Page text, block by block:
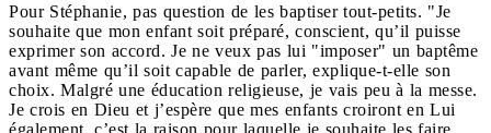
Pour Stéphanie, pas question de les baptiser tout-petits. "Je
souhaite que mon enfant soit préparé, conscient, qu’il puisse
exprimer son accord. Je ne veux pas lui "imposer" un baptême
avant même qu’il soit capable de parler, explique-t-elle son
choix. Malgré une éducation religieuse, je vais peu à la messe.
Je crois en Dieu et j’espère que mes enfants croiront en Lui
également, c’est la raison pour laquelle je souhaite les faire